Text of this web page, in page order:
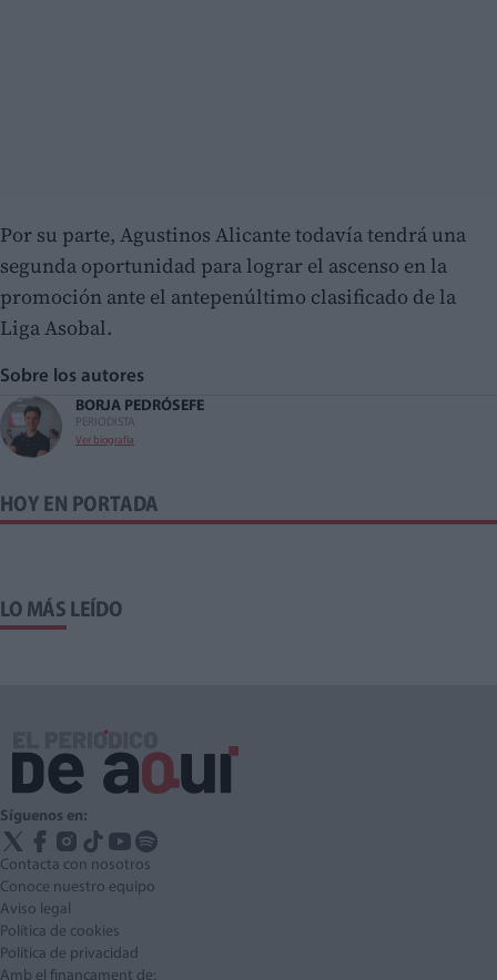
Por su parte, Agustinos Alicante todavía tendrá una
segunda oportunidad para lograr el ascenso en la
promoción ante el antepenúltimo clasificado de la
Liga Asobal.
Sobre los autores
BORJA PEDRÓS
PERIODISTA
Ver biografía
EFE
HOY EN PORTADA
LO MÁS LEÍDO
Síguenos en:
Contacta con nosotros
Conoce nuestro equipo
Aviso legal
Política de cookies
Política de privacidad
Amb el finançament de: